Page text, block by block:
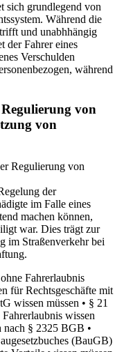
sich grundlegend von
Während die
und unabhhängig
der Fahrer eines
Verschulden
während
von
von
Regulierung von
der
im Falle eines
machen können,
war. Dies trägt zur
im Straßenverkehr bei
Fahrerlaubnis
für Rechtsgeschäfte mit
wissen müssen • § 21
wissen
nach § 2325 BGB •
(BauGB)